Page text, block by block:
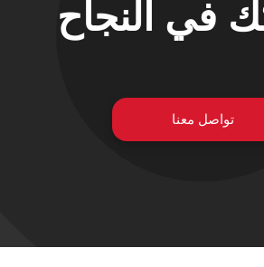
في النجاح
تواصل معنا